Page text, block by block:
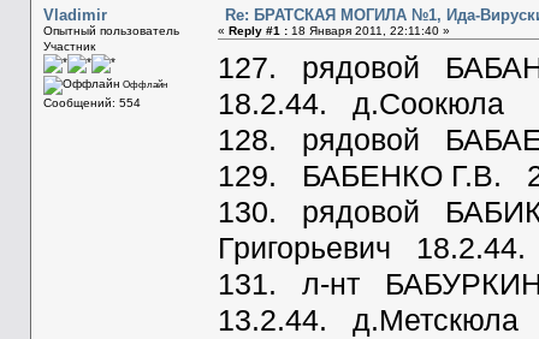
Vladimir
Опытный пользователь
Участник
Оффлайн
Сообщений: 554
Re: БРАТСКАЯ МОГИЛА №1, Ида-
« Reply #1 :18 Января 2011, 22:11:40 »
127. рядовой
18.2.44. д.Соокюла
128. рядовой
129. БАБЕНКО Г.В.
130. рядовой
Григорьевич
131. л-нт БАБУРКИН
13.2.44. д.Метскюла